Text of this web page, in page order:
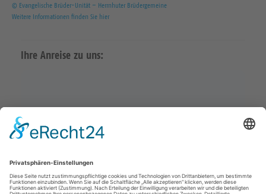
© Evangelische Brüder-Unität – Herrnhuter Brüdergemeine
Weitere Informationen finden Sie hier
Ihre Anreise zu uns: